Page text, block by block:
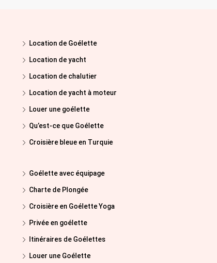
Location de Goélette
Location de yacht
Location de chalutier
Location de yacht à moteur
Louer une goélette
Qu’est-ce que Goélette
Croisière bleue en Turquie
Goélette avec équipage
Charte de Plongée
Croisière en Goélette Yoga
Privée en goélette
Itinéraires de Goélettes
Louer une Goélette